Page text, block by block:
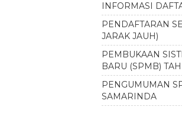
INFORMASI
PENDAFTARAN
JARAK JAUH)
PEMBUKAAN
BARU (SPMB)
PENGUMUMAN
SAMARINDA